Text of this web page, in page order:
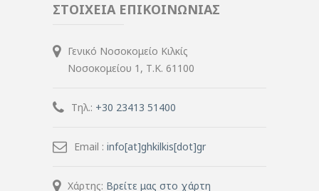
ΣΤΟΙΧΕΙΑ ΕΠΙΚΟΙΝΩΝΙΑΣ
Γενικό Νοσοκομείο Κιλκίς
Νοσοκομείου 1, Τ.Κ. 61100
Τηλ.: +30 23413 51400
Email : info[at]ghkilkis[dot]gr
Χάρτης: Βρείτε μας στο χάρτη